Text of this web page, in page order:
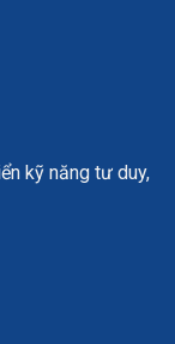
kỹ năng tư duy,